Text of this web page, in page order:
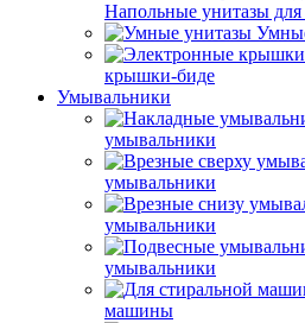
Напольные унитазы для
крышки-биде
Умывальники
умывальники
умывальники
умывальники
умывальники
машины